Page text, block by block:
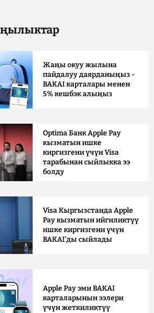
Жаңы окуу жылына
пайдалуу даярданыңыз -
BAKAI карталары менен
5% кешбэк алыңыз
Optima Банк Apple Pay
кызматын ишке
киргизгени үчүн Visa
тарабынан сыйлыкка ээ
болду
Visa Кыргызстанда Apple
Pay кызматын ийгиликтүү
ишке киргизгени үчүн
BAKAI'ды сыйлады
Apple Pay эми BAKAI
карталарынын ээлери
үчүн жеткиликтүү